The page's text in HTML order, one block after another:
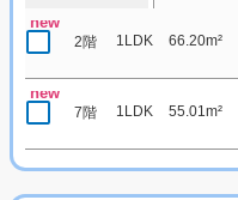
new
2階 1LDK 66.20m²
new
7階 1LDK 55.01m²